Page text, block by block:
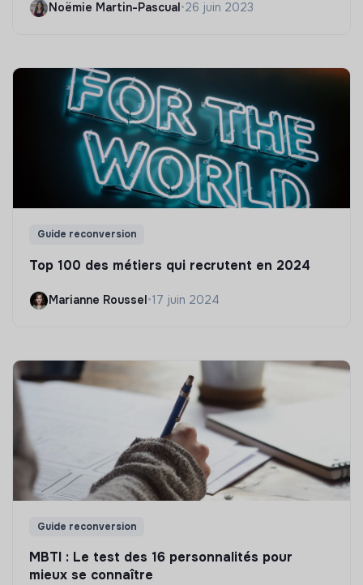
Noëmie Martin-Pascual •26 juin 2023
Guide reconversion
Top 100 des métiers qui recrutent en 2024
Marianne Roussel•17 juin 2024
Guide reconversion
MBTI : Le test des 16 personnalités pour
mieux se connaître